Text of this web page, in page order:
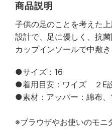
商品説明
子供の足のことを考えた
設計で、足に優しく、抗
カップインソールで中敷き
●サイズ：16
●着用目安：ワイズ ２E
●素材：アッパー：綿布
※ブラウザやお使いのモニ